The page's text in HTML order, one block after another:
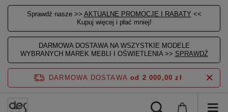
Sprawdź nasze >> AKTUALNE PROMOCJE I RABATY <<
Kupuj więcej i płać mniej!
DARMOWA DOSTAWA NA WSZYSTKIE MODELE
WYBRANYCH MAREK MEBLI I OŚWIETLENIA >> SPRAWDŹ
DARMOWA DOSTAWA od 2 000,00 zł